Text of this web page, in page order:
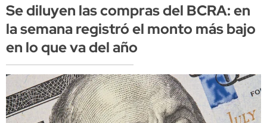
Se diluyen las compras del BCRA: en
la semana registró el monto más bajo
en lo que va del año